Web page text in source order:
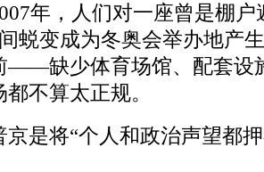
年，人们对一座曾是棚户
蜕变成为冬奥会举办地产
——缺少体育场馆、配套设
不算太正规。
将“个人和政治声望都押